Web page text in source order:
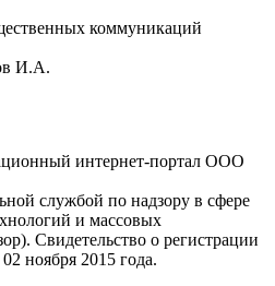
коммуникаций
И.А.
интернет-портал ООО
службой по надзору в сфере
и массовых
Cвидетельство о регистрации
ноября 2015 года.